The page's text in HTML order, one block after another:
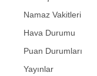
Namaz Vakitleri
Hava Durumu
Puan Durumları
Yayınlar